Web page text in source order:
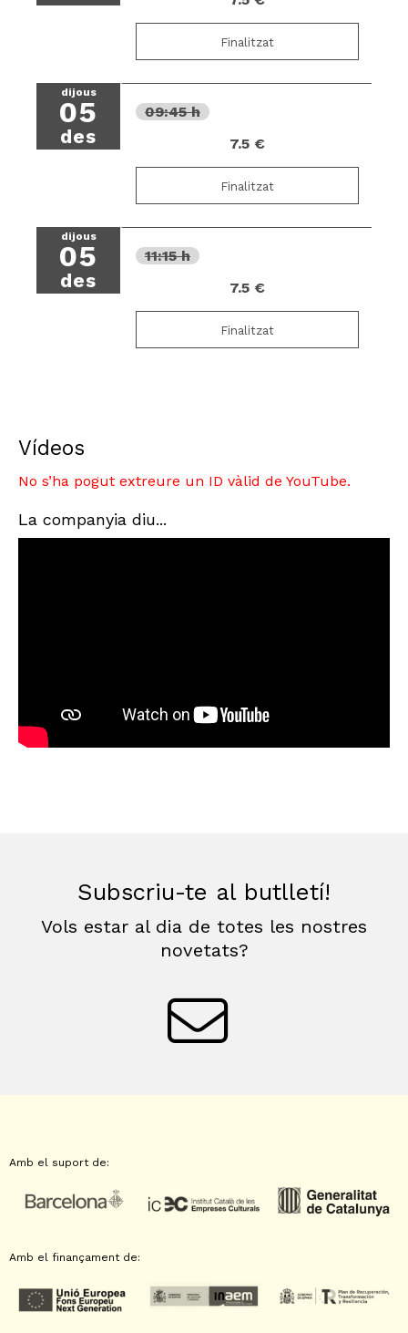
Finalitzat
dijous
05
des
09:45 h
7.5 €
Finalitzat
dijous
05
des
11:15 h
7.5 €
Finalitzat
Vídeos
No s’ha pogut extreure un ID vàlid de YouTube.
La companyia diu...
Subscriu-te al butlletí!
Vols estar al dia de totes les nostres
novetats?
Amb el suport de:
Amb el finançament de: